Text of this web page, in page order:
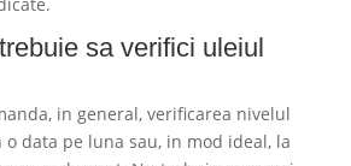
sa verifici uleiul
in general, verificarea nivelul
data pe luna sau, in mod ideal, la